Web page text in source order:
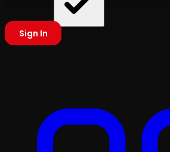
Sign In